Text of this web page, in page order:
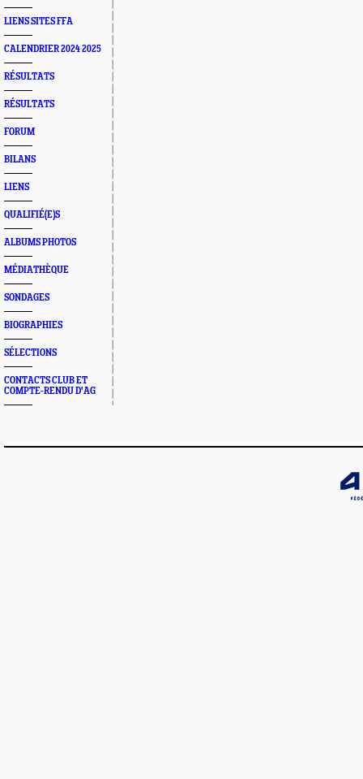
LIENS SITES FFA
CALENDRIER 2024 2025
RÉSULTATS
RÉSULTATS
FORUM
BILANS
LIENS
QUALIFIÉ(E)S
ALBUMS PHOTOS
MÉDIATHÈQUE
SONDAGES
BIOGRAPHIES
SÉLECTIONS
CONTACTS CLUB ET
COMPTE-RENDU D'AG